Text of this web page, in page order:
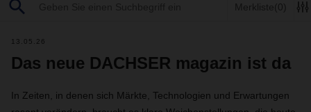
Merkliste(0)
13.05.26
Das neue DACHSER magazin ist da
In Zeiten, in denen sich Märkte, Technologien und Erwartungen